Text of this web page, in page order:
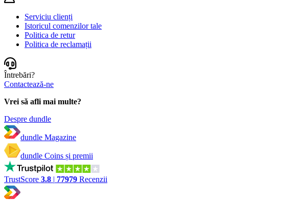
Serviciu clienți
Istoricul comenzilor tale
Politica de retur
Politica de reclamații
Întrebări?
Contactează-ne
Vrei să afli mai multe?
Despre dundle
dundle Magazine
dundle Coins și premii
TrustScore 3.8 | 77979 Recenzii